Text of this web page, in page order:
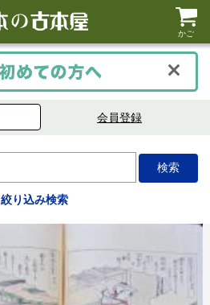
かご
会員登録
絞り込み検索